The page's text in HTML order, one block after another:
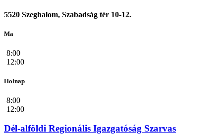
5520 Szeghalom, Szabadság tér 10-12.
Ma
8:00
12:00
Holnap
8:00
12:00
Dél-alföldi Regionális Igazgatóság Szarvas